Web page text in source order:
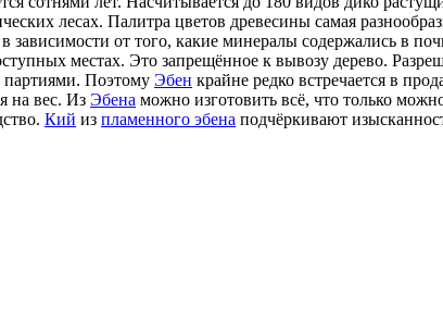
лесах. Палитра цветов древесины самая
зависимости от того, какие минералы содержались в
местах. Это запрещённое к вывозу дерево.
Поэтому Эбен крайне редко встречается в
на вес. Из Эбена можно изготовить всё, что только
Кий из пламенного эбена подчёркивают